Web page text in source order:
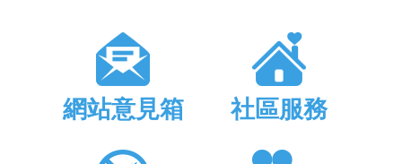
網站意見箱 社區服務